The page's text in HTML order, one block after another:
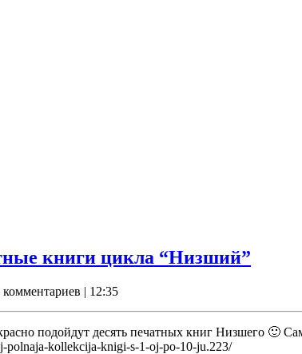
книги цикла “Низший”
| 12:35
подойдут десять печатных книг Низшего 🙂
polnaja-kollekcija-knigi-s-1-oj-po-10-ju.223/